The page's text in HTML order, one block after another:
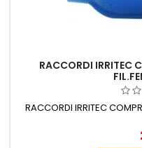
RACCORDI IRRITEC
RACCORDI IRRITEC